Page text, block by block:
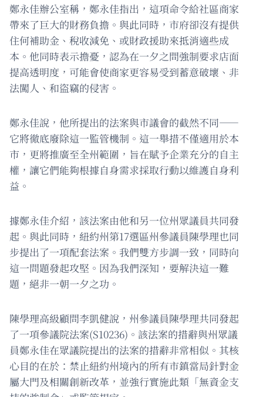
鄭永佳辦公室稱，鄭永佳指出，這項命令給社區商家
帶來了巨大的財務負擔。與此同時，市府卻沒有提供
住何補助金、稅收減免、或財政援助來抵消適些成
本。他同時表示擔憂，認為在一夕之問強制要求店面
提高透明度，可能會使商家更容易受到蓄意破壞、非
法闖人、和盜竊的侵害。
鄭永佳說，他所提出的法案與市議會的截然不同——
它將徹底廢除這一監管機制。這一舉措不僅適用於本
市，更將推廣至全州範圍，旨在賦予企業充分的自主
權，讓它們能夠根據自身需求採取行動以維護自身利
益。
據鄭永佳介紹，該法案由他和另一位州眾議員共同發
起。與此同時，紐約州第17選區州參議員陳學理也同
步提出了一項配套法案。我們雙方步調一致，同時向
這一問題發起攻堅。因為我們深知，要解決這一難
題，絕非一朝一夕之功。
陳學理高級顧問李凱健說，州參議員陳學理共同發起
了一項參議院法案(S10236)。該法案的措辭與州眾議
員鄭永佳在眾議院提出的法案的措辭非常相似。其核
心目的在於：禁止紐約州境內的所有市鎮當局針對金
屬大門及相關創新改革，並強行實施此類「無資金支